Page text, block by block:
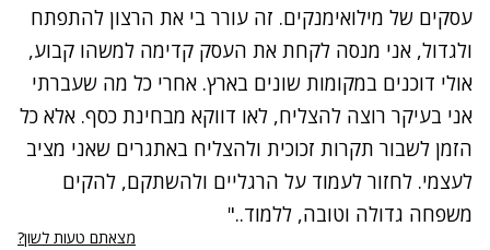
עסקים של מילואימנקים. זה עורר בי את הרצון להתפתח
ולגדול, אני מנסה לקחת את העסק קדימה למשהו קבוע,
אולי דוכנים במקומות שונים בארץ. אחרי כל מה שעברתי
אני בעיקר רוצה להצליח, לאו דווקא מבחינת כסף. אלא כל
הזמן לשבור תקרות זכוכית ולהצליח באתגרים שאני מציב
לעצמי. לחזור לעמוד על הרגליים ולהשתקם, להקים
משפחה גדולה וטובה, ללמוד.."
מצאתם טעות לשון?